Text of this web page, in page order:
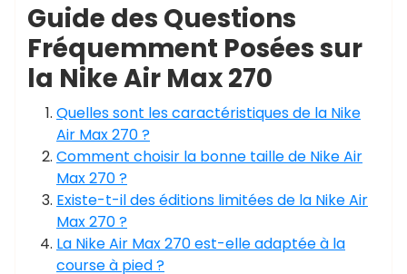
Guide des Questions
Fréquemment Posées sur
la Nike Air Max 270
Quelles sont les caractéristiques de la Nike
Air Max 270 ?
Comment choisir la bonne taille de Nike Air
Max 270 ?
Existe-t-il des éditions limitées de la Nike Air
Max 270 ?
La Nike Air Max 270 est-elle adaptée à la
course à pied ?